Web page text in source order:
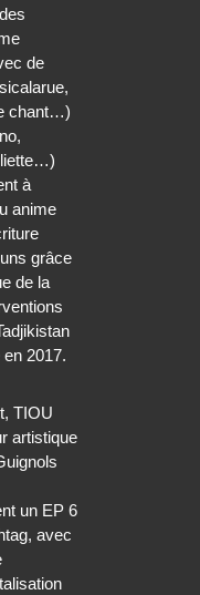
de
chant…)
à
anime
grâce
de la
2017.
TIOU
artistique
un EP 6
avec